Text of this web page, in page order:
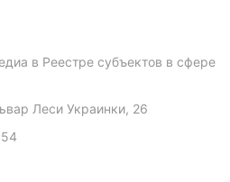
в Реестре субъектов в сфере
Леси Украинки, 26